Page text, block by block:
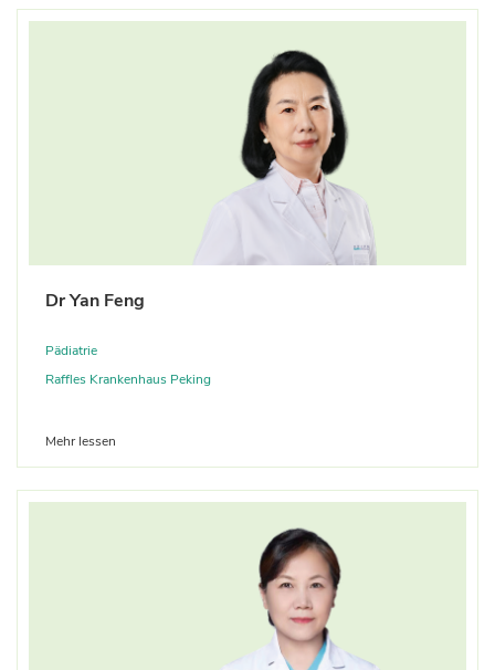
uns auf WeChat
Dr Yan Feng
Pädiatrie
Raffles Krankenhaus Peking
Mehr lessen